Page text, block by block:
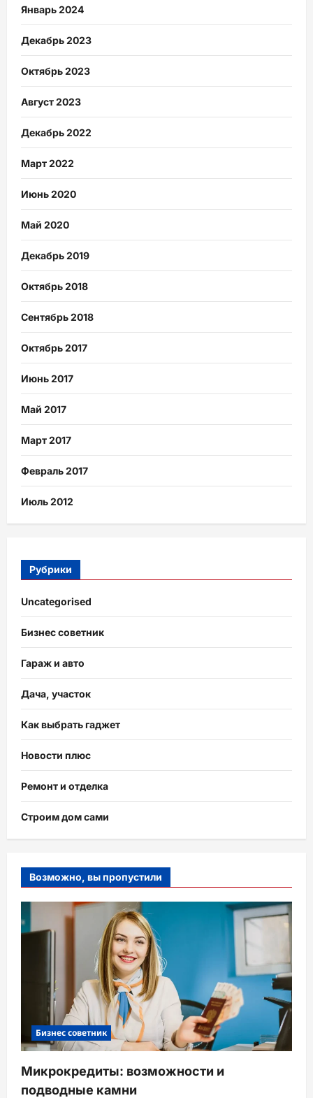
Январь 2024
Декабрь 2023
Октябрь 2023
Август 2023
Декабрь 2022
Март 2022
Июнь 2020
Май 2020
Декабрь 2019
Октябрь 2018
Сентябрь 2018
Октябрь 2017
Июнь 2017
Май 2017
Март 2017
Февраль 2017
Июль 2012
Рубрики
Uncategorised
Бизнес советник
Гараж и авто
Дача, участок
Как выбрать гаджет
Новости плюс
Ремонт и отделка
Строим дом сами
Возможно, вы пропустили
Бизнес советник
Микрокредиты: возможности и
подводные камни